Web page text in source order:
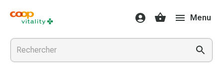
Médicaments
et
santé
Grippe
et
Menu